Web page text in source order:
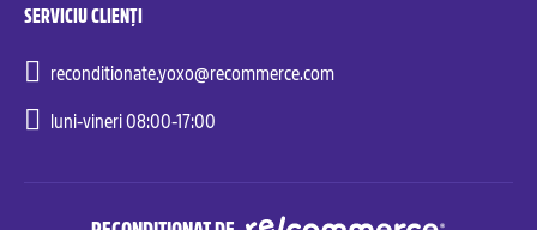
SERVICIU CLIENȚI
reconditionate.yoxo@recommerce.com
luni-vineri 08:00-17:00